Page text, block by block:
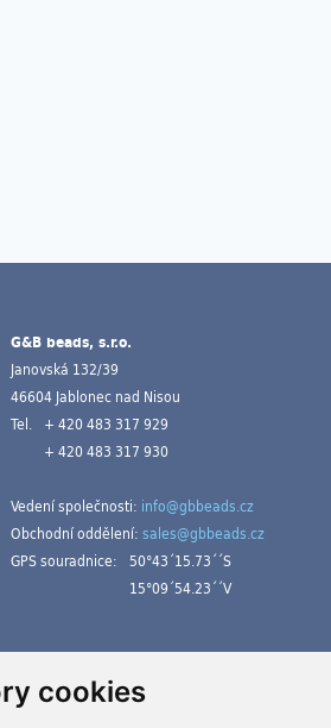
cookies
G&B beads, s.r.o.
Janovská 132/39
46604 Jablonec nad Nisou
Tel.
+ 420 483 317 929
+ 420 483 317 930
Vedení společnosti: info@gbbeads.cz
Obchodní oddělení: sales@gbbeads.cz
GPS souradnice:
50°43´15.73´´S
15°09´54.23´´V